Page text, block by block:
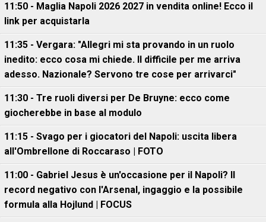
11:50 - Maglia Napoli 2026 2027 in vendita online! Ecco il
link per acquistarla
11:35 - Vergara: "Allegri mi sta provando in un ruolo
inedito: ecco cosa mi chiede. Il difficile per me arriva
adesso. Nazionale? Servono tre cose per arrivarci"
11:30 - Tre ruoli diversi per De Bruyne: ecco come
giocherebbe in base al modulo
11:15 - Svago per i giocatori del Napoli: uscita libera
all'Ombrellone di Roccaraso | FOTO
11:00 - Gabriel Jesus è un'occasione per il Napoli? Il
record negativo con l'Arsenal, ingaggio e la possibile
formula alla Hojlund | FOCUS